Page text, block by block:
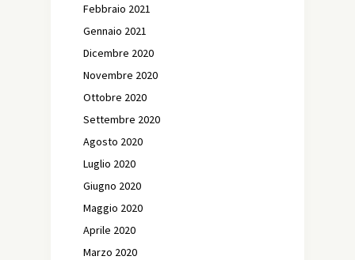
Febbraio 2021
Gennaio 2021
Dicembre 2020
Novembre 2020
Ottobre 2020
Settembre 2020
Agosto 2020
Luglio 2020
Giugno 2020
Maggio 2020
Aprile 2020
Marzo 2020